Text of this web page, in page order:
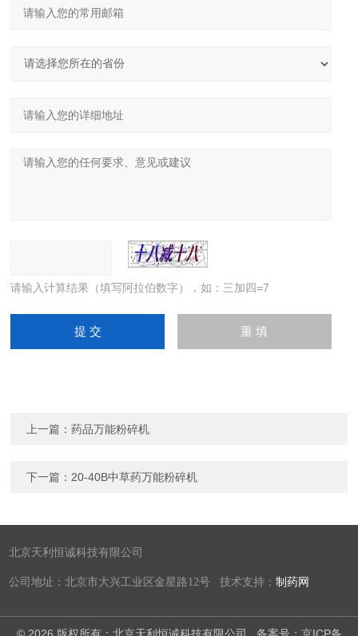
请输入计算结果（填写阿拉伯数字），如：三加四=7
上一篇：药品万能粉碎机
下一篇： 20-40B中草药万能粉碎机
北京天利恒诚科技有限公司
公司地址：北京市大兴工业区金星路12号 技术支持：制药网